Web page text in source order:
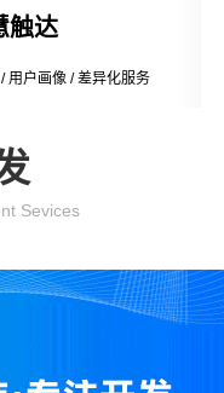
触达
用户画像 / 差异化服务
Sevices